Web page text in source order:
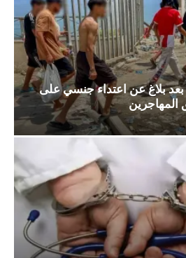
بلاغ عن اعتداء جنسي على